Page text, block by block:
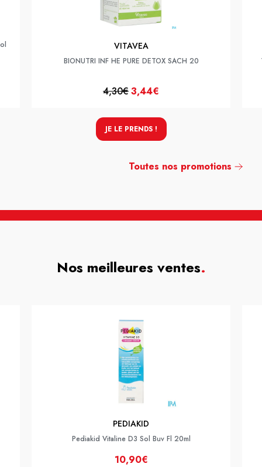
VITAVEA
BIONUTRI INF HE PURE DETOX SACH 20
4,30€3,44€
JE LE PRENDS !
Toutes nos promotions
Nos meilleures ventes.
PEDIAKID
Pediakid Vitaline D3 Sol Buv Fl 20ml
10,90€